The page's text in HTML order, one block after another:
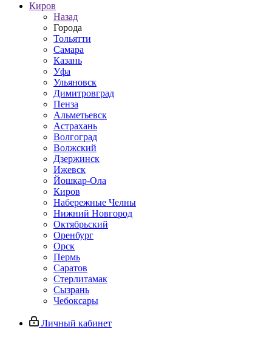
Киров
Назад
Города
Тольятти
Самара
Казань
Уфа
Ульяновск
Димитровград
Пенза
Альметьевск
Астрахань
Волгоград
Волжский
Дзержинск
Ижевск
Йошкар-Ола
Киров
Набережные Челны
Нижний Новгород
Октябрьский
Оренбург
Орск
Пермь
Саратов
Стерлитамак
Сызрань
Чебоксары
Личный кабинет